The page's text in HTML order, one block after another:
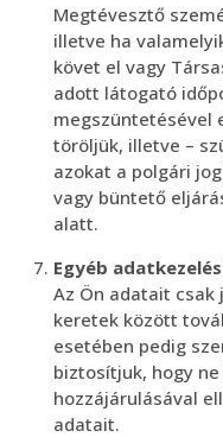
Megtévesztő
illetve ha
követ el vagy
adott látogató
megszüntetésével
töröljük, illetve –
azokat a polgári
vagy büntető
alatt.
Egyéb
Az Ön adatait
keretek között
esetében pedig
biztosítjuk, hogy
hozzájárulásával
adatait.